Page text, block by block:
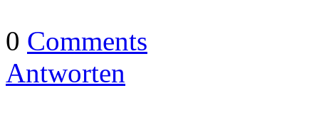
0 Comments
Antworten